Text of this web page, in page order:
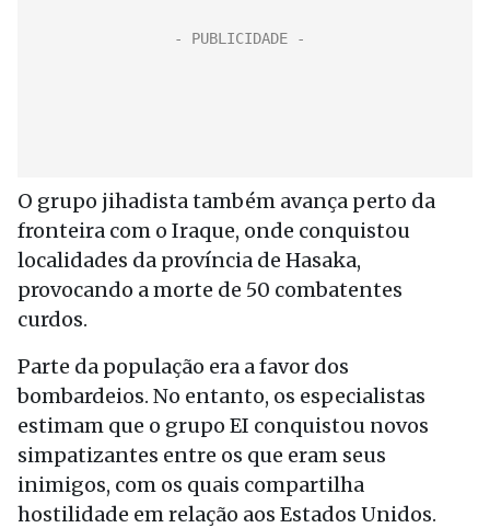
O grupo jihadista também avança perto da
fronteira com o Iraque, onde conquistou
localidades da província de Hasaka,
provocando a morte de 50 combatentes
curdos.
Parte da população era a favor dos
bombardeios. No entanto, os especialistas
estimam que o grupo EI conquistou novos
simpatizantes entre os que eram seus
inimigos, com os quais compartilha
hostilidade em relação aos Estados Unidos.